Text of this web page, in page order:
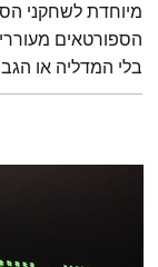
מיוחדת לשחקני
הספורטאים
בלי המדליה או